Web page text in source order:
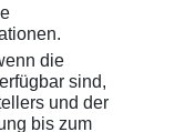
die
sind,
und der
bis zum